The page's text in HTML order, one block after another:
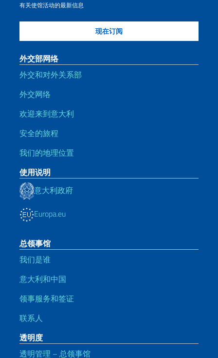
有关使馆活动的最新信息
外交部网络
外交和对外关系部
外交网络
欢迎来到意大利
安全的旅程
我们的地理位置
使用说明
意大利政府
Europa.eu
总领事馆
我们是谁
意大利和中国
领事服务和签证
联系人
透明度
透明管理 – 总领事馆